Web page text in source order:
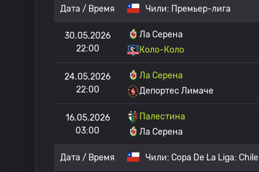
Дата / Время Чили: Премьер-лига
30.05.2026
22:00
Ла Серена
Коло-Коло
24.05.2026
22:00
Ла Серена
Депортес Лимаче
16.05.2026
03:00
Палестина
Ла Серена
Дата / Время Чили: Copa De La Liga: Chile